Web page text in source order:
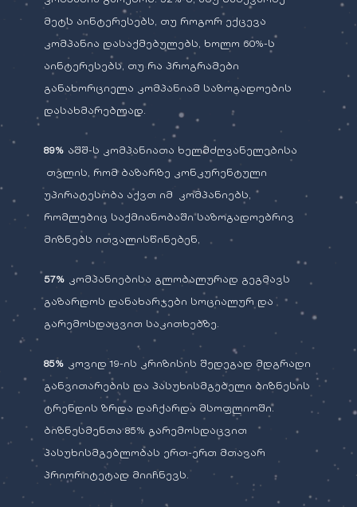
მეტს აინტერესებს, თუ როგორ ექცევა
კომპანია დასაქმებულებს, ხოლო 60%-ს
აინტერესებს, თუ რა პროგრამები
განახორციელა კომპანიამ საზოგადოების
დასახმარებლად.
89% აშშ-ს კომპანიათა ხელმძღვანელებისა
თვლის, რომ ბაზარზე კონკურენტული
უპირატესობა აქვთ იმ კომპანიებს,
რომლებიც საქმიანობაში საზოგადოებრივ
მიზნებს ითვალისწინებენ,
57% კომპანიებისა გლობალურად გეგმავს
გაზარდოს დანახარჯები სოციალურ და
გარემოსდაცვით საკითხებზე.
85% კოვიდ 19-ის კრიზისის შედეგად მდგრადი
განვითარების და პასუხისმგებელი ბიზნესის
ტრენდის ზრდა დაჩქარდა მსოფლიოში.
ბიზნესმენთა 85% გარემოსდაცვით
პასუხისმგებლობას ერთ-ერთ მთავარ
პრიორიტეტად მიიჩნევს.